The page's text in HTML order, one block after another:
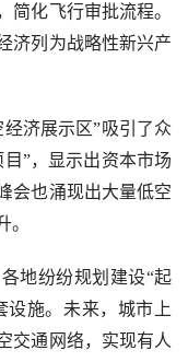
简化飞行审批流程。
济列为战略性新兴产
济展示区”吸引了众
”，显示出资本市场
会也涌现出大量低空
。
地纷纷规划建设“起
设施。未来，城市上
交通网络，实现有人